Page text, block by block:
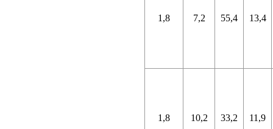
1,8 7,2 55,4 13,4
1,8 10,2 33,2 11,9